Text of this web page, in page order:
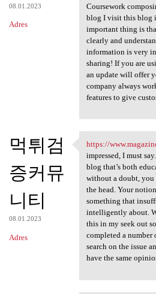
08.01.2023
Adres
Coursework
blog I visit this blog
important thing is
clearly and
information is very
sharing! If you are
an update will offer
company always
features to give
먹튀검
증커뮤
니티
08.01.2023
Adres
https://
https://
impressed, I must
blog that’s both
without a doubt,
the head. Your
something that
intelligently about.
this in my seek out
completed a number
search on the issue
have the same